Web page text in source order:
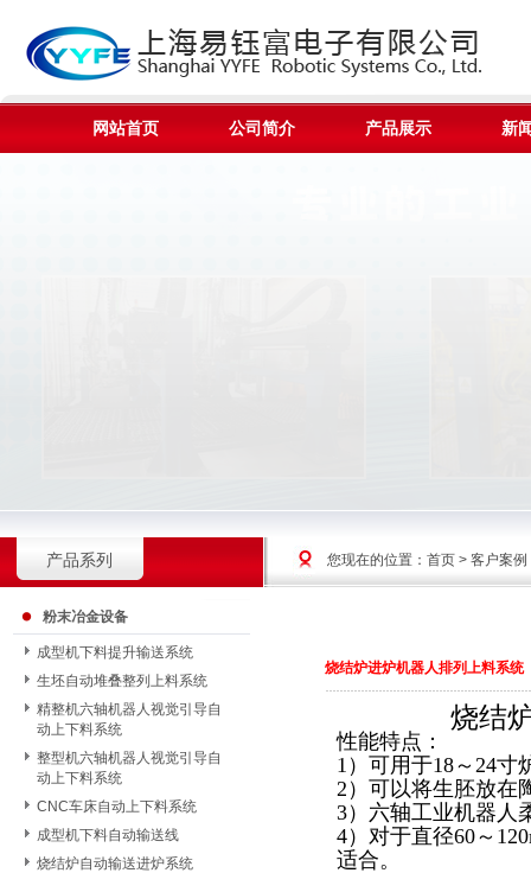
网站首页 公司简介 产品展示 新
产品系列
粉末冶金设备
成型机下料提升输送系统
生坯自动堆叠整列上料系统
精整机六轴机器人视觉引导自
动上下料系统
整型机六轴机器人视觉引导自
动上下料系统
CNC车床自动上下料系统
成型机下料自动输送线
烧结炉自动输送进炉系统
烧结炉进炉机器人排列上料系统
烧结炉进
性能特点：
1）可用于18～24寸
2）可以将生胚放在
3）六轴工业机器人
4）对于直径60～
适合。
您现在的位置： 首页 > 客户案例